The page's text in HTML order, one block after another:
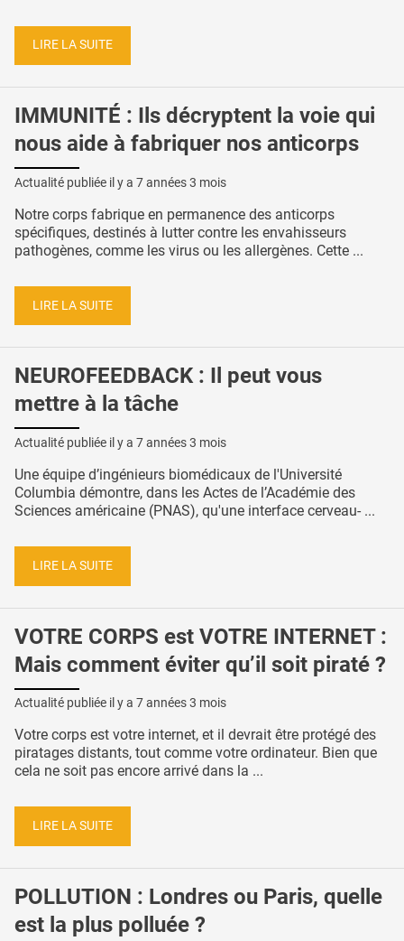
LIRE LA SUITE
IMMUNITÉ : Ils décryptent la voie qui
nous aide à fabriquer nos anticorps
Actualité publiée il y a 7 années 3 mois
Notre corps fabrique en permanence des anticorps
spécifiques, destinés à lutter contre les envahisseurs
pathogènes, comme les virus ou les allergènes. Cette ...
LIRE LA SUITE
NEUROFEEDBACK : Il peut vous
mettre à la tâche
Actualité publiée il y a 7 années 3 mois
Une équipe d’ingénieurs biomédicaux de l'Université
Columbia démontre, dans les Actes de l’Académie des
Sciences américaine (PNAS), qu'une interface cerveau- ...
LIRE LA SUITE
VOTRE CORPS est VOTRE INTERNET :
Mais comment éviter qu’il soit piraté ?
Actualité publiée il y a 7 années 3 mois
Votre corps est votre internet, et il devrait être protégé des
piratages distants, tout comme votre ordinateur. Bien que
cela ne soit pas encore arrivé dans la ...
LIRE LA SUITE
POLLUTION : Londres ou Paris, quelle
est la plus polluée ?